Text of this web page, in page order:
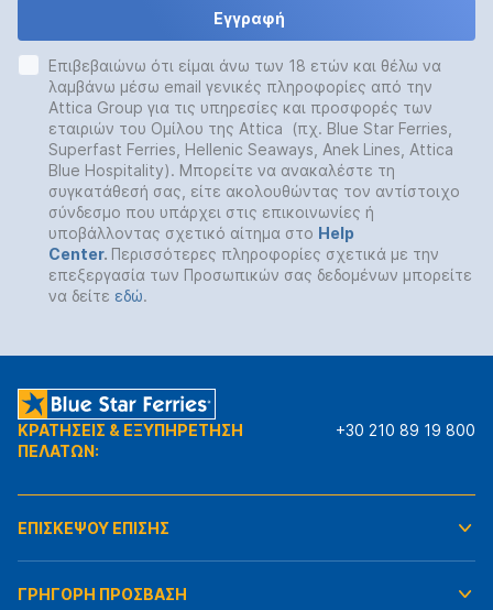
Εγγραφή
Επιβεβαιώνω ότι είμαι άνω των 18 ετών και θέλω να
λαμβάνω μέσω email γενικές πληροφορίες από την
Attica Group για τις υπηρεσίες και προσφορές των
εταιριών του Ομίλου της Attica (πχ. Blue Star Ferries,
Superfast Ferries, Hellenic Seaways, Anek Lines, Attica
Blue Hospitality). Μπορείτε να ανακαλέστε τη
συγκατάθεσή σας, είτε ακολουθώντας τον αντίστοιχο
σύνδεσμο που υπάρχει στις επικοινωνίες ή
υποβάλλοντας σχετικό αίτημα στο Help
Center. Περισσότερες πληροφορίες σχετικά με την
επεξεργασία των Προσωπικών σας δεδομένων μπορείτε
να δείτε εδώ.
ΚΡΑΤΗΣΕΙΣ & ΕΞΥΠΗΡΕΤΗΣΗ
ΠΕΛΑΤΩΝ:
+30 210 89 19 800
ΕΠΙΣΚΕΨΟΥ ΕΠΙΣΗΣ
ΓΡΗΓΟΡΗ ΠΡΟΣΒΑΣΗ